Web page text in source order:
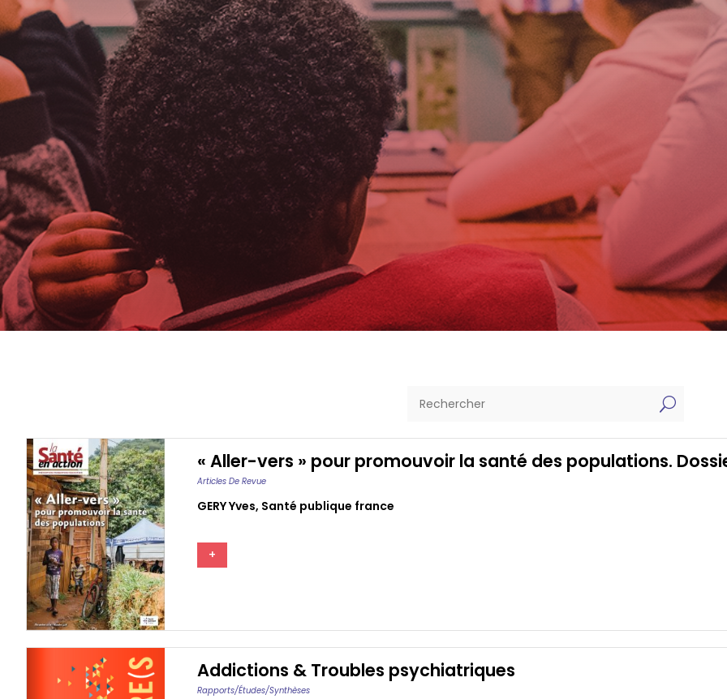
U
« Aller-vers » pour promouvoir la santé des populations.
Articles De Revue
GERY Yves, Santé publique france
+
Addictions & Troubles psychiatriques
Rapports/études/synthèses